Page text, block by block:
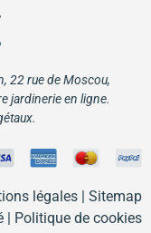
22 rue de Moscou,
jardinerie en ligne.
légales | Sitemap
| Politique de cookies